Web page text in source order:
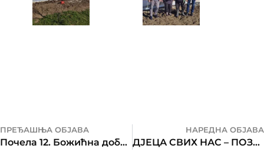
ПРЕЂАШЊА ОБЈАВА
Почела 12. Божићна добротворна акција „Будимо људи“
НАРЕДНА ОБЈАВА
ДЈЕЦА СВИХ НАС – ПОЗОВИ 17766!